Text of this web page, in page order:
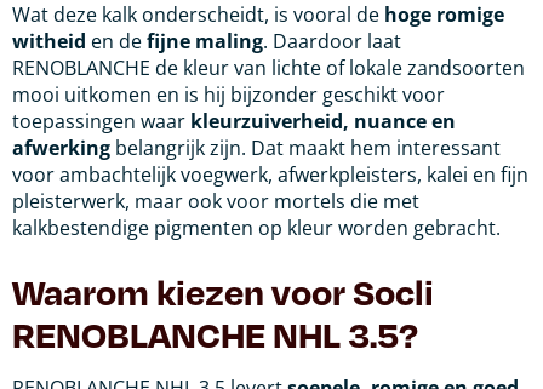
Wat deze kalk onderscheidt, is vooral de hoge romige
witheid en defijne maling. Daardoor laat
RENOBLANCHE de kleur van lichte of lokale zandsoorten
mooi uitkomen en is hij bijzonder geschikt voor
toepassingen waar kleurzuiverheid, nuance en
afwerking belangrijk zijn. Dat maakt hem interessant
voor ambachtelijk voegwerk, afwerkpleisters, kalei en fijn
pleisterwerk, maar ook voor mortels die met
kalkbestendige pigmenten op kleur worden gebracht.
Waarom kiezen voor Socli
RENOBLANCHE NHL 3.5?